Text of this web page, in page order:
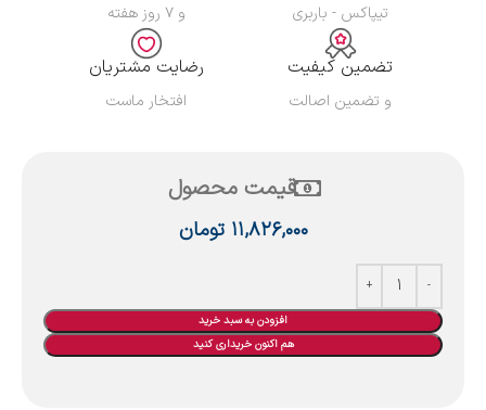
تیپاکس - باربری و ۷ روز هفته
تضمین کیفیت
و تضمین اصالت
رضایت مشتریان
افتخار ماست
قیمت محصول
۱۱,۸۲۶,۰۰۰ تومان
افزودن به سبد خرید
هم اکنون خریداری کنید